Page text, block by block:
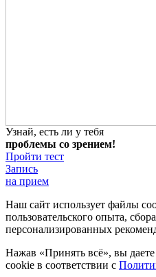
Узнай, есть ли у тебя
проблемы со зрением!
Пройти тест
Запись
на прием
Наш сайт использует файлы
пользовательского опыта,
персонализированных
Нажав «Принять всё», вы
cookie в соответствии с